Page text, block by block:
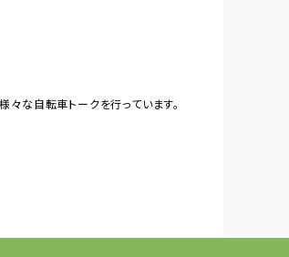
な自転車トークを行っています。